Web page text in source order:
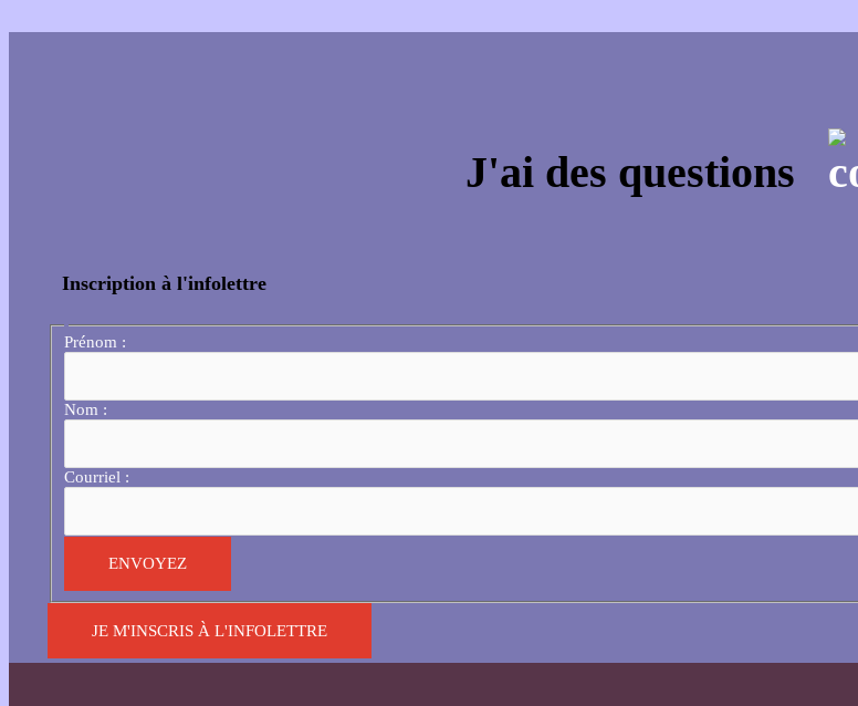
J'ai des questions
Inscription à l'infolettre
Prénom :
Nom :
Courriel :
JE M'INSCRIS À L'INFOLETTRE